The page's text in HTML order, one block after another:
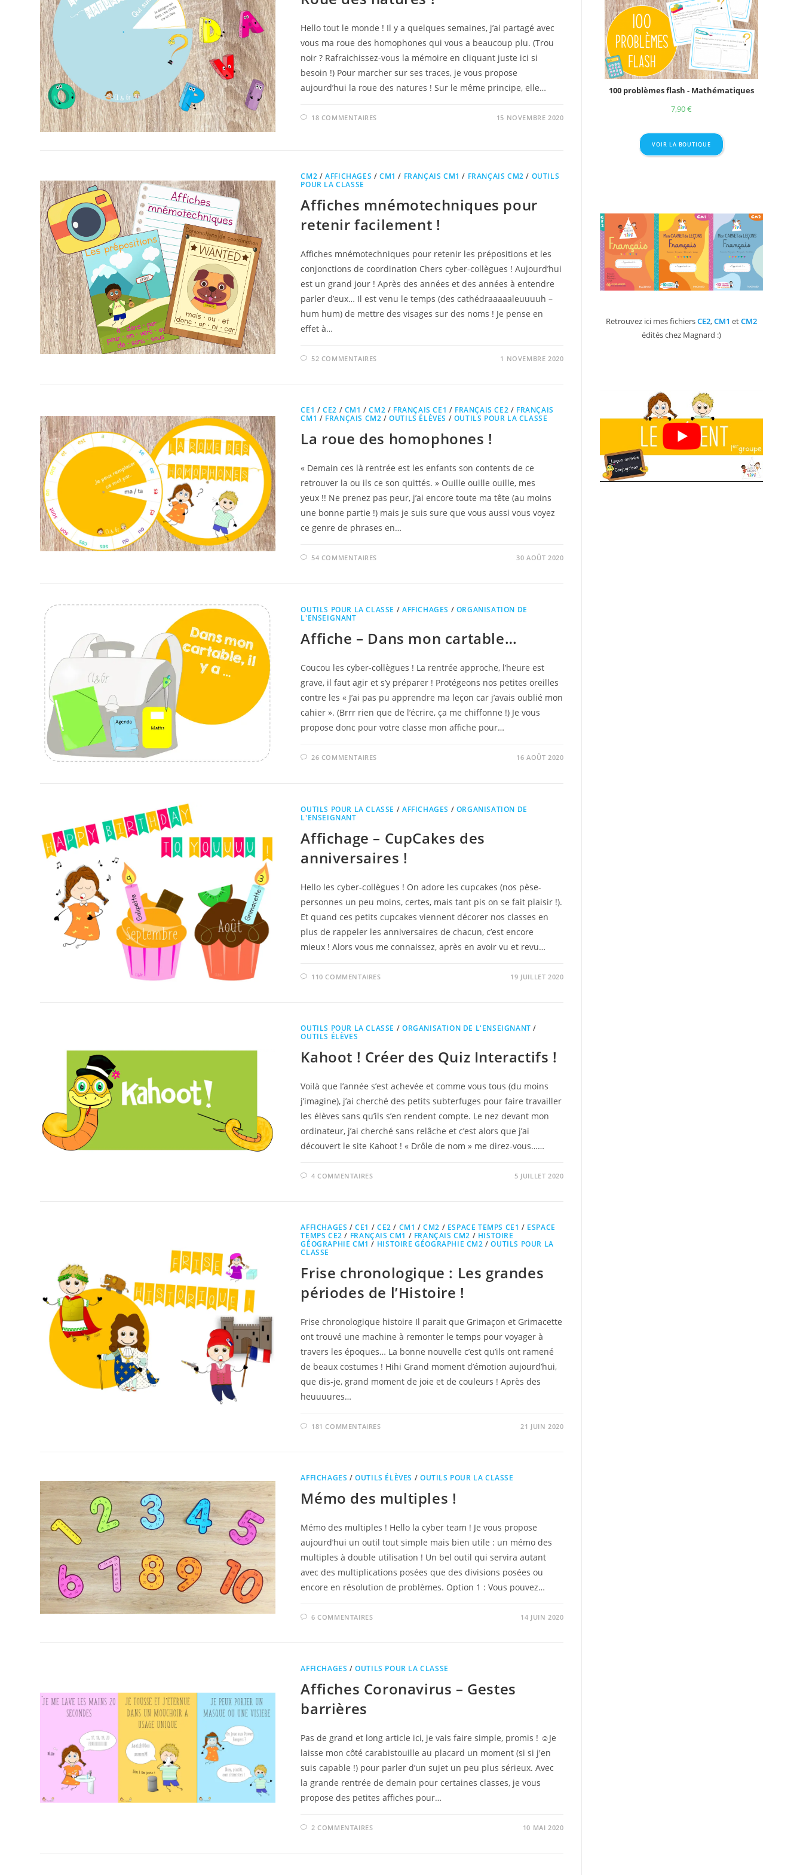
Hello tout le monde ! Il y a quelques semaines, j’ai partagé avec
vous ma roue des homophones qui vous a beaucoup plu. (Trou
noir ? Rafraichissez-vous la mémoire en cliquant juste ici si
besoin !) Pour marcher sur ses traces, je vous propose
aujourd’hui la roue des natures ! Sur le même principe, elle…
18 COMMENTAIRES 15 NOVEMBRE 2020
CM2 /AFFICHAGES / CM1 / FRANÇAIS CM1 / FRANÇAIS CM2 / OUTILS
POUR LA CLASSE
Affiches mnémotechniques pour
retenir facilement !
Affiches mnémotechniques pour retenir les prépositions et les
conjonctions de coordination Chers cyber-collègues ! Aujourd’hui
est un grand jour ! Après des années et des années à entendre
parler d’eux… Il est venu le temps (des cathédraaaaaleuuuuh –
hum hum) de mettre des visages sur des noms ! Je pense en
effet à…
52 COMMENTAIRES 1 NOVEMBRE 2020
CE1 /CE2 / CM1 /CM2 / FRANÇAIS CE1 / FRANÇAIS CE2 / FRANÇAIS
CM1 / FRANÇAIS CM2 /OUTILS ÉLÈVES / OUTILS POUR LA CLASSE
La roue des homophones !
« Demain ces là rentrée est les enfants son contents de ce
retrouver la ou ils ce son quittés. » Ouille ouille ouille, mes
yeux !! Ne prenez pas peur, j’ai encore toute ma tête (au moins
une bonne partie !) mais je suis sure que vous aussi vous voyez
ce genre de phrases en…
54 COMMENTAIRES 30 AOÛT 2020
OUTILS POUR LA CLASSE / AFFICHAGES / ORGANISATION DE
L'ENSEIGNANT
Affiche – Dans mon cartable…
Coucou les cyber-collègues ! La rentrée approche, l’heure est
grave, il faut agir et s’y préparer ! Protégeons nos petites oreilles
contre les « J’ai pas pu apprendre ma leçon car j’avais oublié mon
cahier ». (Brrr rien que de l’écrire, ça me chiffonne !) Je vous
propose donc pour votre classe mon affiche pour…
26 COMMENTAIRES 16 AOÛT 2020
OUTILS POUR LA CLASSE / AFFICHAGES / ORGANISATION DE
L'ENSEIGNANT
Affichage – CupCakes des
anniversaires !
Hello les cyber-collègues ! On adore les cupcakes (nos pèse-
personnes un peu moins, certes, mais tant pis on se fait plaisir !).
Et quand ces petits cupcakes viennent décorer nos classes en
plus de rappeler les anniversaires de chacun, c’est encore
mieux ! Alors vous me connaissez, après en avoir vu et revu…
110 COMMENTAIRES 19 JUILLET 2020
OUTILS POUR LA CLASSE / ORGANISATION DE L'ENSEIGNANT /
OUTILS ÉLÈVES
Kahoot ! Créer des Quiz Interactifs !
Voilà que l’année s’est achevée et comme vous tous (du moins
j’imagine), j’ai cherché des petits subterfuges pour faire travailler
les élèves sans qu’ils s’en rendent compte. Le nez devant mon
ordinateur, j’ai cherché sans relâche et c’est alors que j’ai
découvert le site Kahoot ! « Drôle de nom » me direz-vous……
4 COMMENTAIRES 5 JUILLET 2020
AFFICHAGES /CE1 / CE2 / CM1 /CM2 / ESPACE TEMPS CE1 / ESPACE
TEMPS CE2 / FRANÇAIS CM1 / FRANÇAIS CM2 / HISTOIRE
GÉOGRAPHIE CM1 / HISTOIRE GÉOGRAPHIE CM2 /OUTILS POUR LA
CLASSE
Frise chronologique : Les grandes
périodes de l’Histoire !
Frise chronologique histoire Il parait que Grimaçon et Grimacette
ont trouvé une machine à remonter le temps pour voyager à
travers les époques… La bonne nouvelle c’est qu’ils ont ramené
de beaux costumes ! Hihi Grand moment d’émotion aujourd’hui,
que dis-je, grand moment de joie et de couleurs ! Après des
heuuuures…
181 COMMENTAIRES 21 JUIN 2020
AFFICHAGES /OUTILS ÉLÈVES / OUTILS POUR LA CLASSE
Mémo des multiples !
Mémo des multiples ! Hello la cyber team ! Je vous propose
aujourd’hui un outil tout simple mais bien utile : un mémo des
multiples à double utilisation ! Un bel outil qui servira autant
avec des multiplications posées que des divisions posées ou
encore en résolution de problèmes. Option 1 : Vous pouvez…
6 COMMENTAIRES 14 JUIN 2020
AFFICHAGES /OUTILS POUR LA CLASSE
Affiches Coronavirus – Gestes
barrières
Pas de grand et long article ici, je vais faire simple, promis ! ☺Je
laisse mon côté carabistouille au placard un moment (si si j'en
suis capable !) pour parler d’un sujet un peu plus sérieux. Avec
la grande rentrée de demain pour certaines classes, je vous
propose des petites affiches pour…
2 COMMENTAIRES 10 MAI 2020
100 problèmes flash - Mathématiques
7,90€
VOIR LA BOUTIQUE
Retrouvez ici mes fichiersCE2,CM1 etCM2
édités chez Magnard :)